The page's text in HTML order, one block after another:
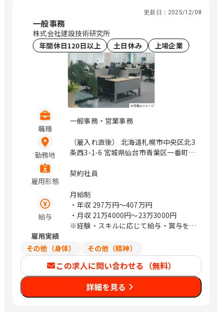
幌、仙台、万博記念公園、研究学園、さ
前、浜町、伏見、北浜、赤坂
更新日： 2025/12/08
一般事務
株式会社建設技術研究所
年間休日120日以上
土日休み 上場企業
職種
一般事務・営業事務
勤務地
（雇入れ直後） 北海道札幌市中央区北3
条西3-1-6 宮城県仙台市青葉区一番町4-
玉県さいたま市浦和区上木崎1-14-6
区新都心11－2 明治安田生命さいたま
新都心ビル 東京都中央区日本橋浜町3-
21-1 日本橋浜町Fタワー 東京都中央区
日本橋蛎殻町2-14-5 KDX浜町中ノ橋ビ
本橋安田スカイゲート 東京都中央区日
本橋浜町3-3-2 トルナーレ日本橋浜町
愛知県名古屋市中区錦1-5-13 オリッ
クス名古屋錦ビル 大阪府大阪市中央区
道修町1-6-7 JMFビル北浜01 福岡県福
岡市中央区大名2-4-12 CTI福岡ビル
雇用形態
契約社員
給与
月給制
・年収 297万円〜407万円
・月収 21万4000円〜23万3000円
※経験・スキルに応じて給与・賞与を決
雇用実績
その他（身体）
その他（精神）
この求人に問い合わせる（無料）
詳細を見る